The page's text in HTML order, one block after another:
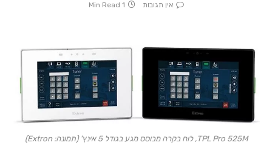
אין תגובות
1 Min Read
TPL Pro 525M, לוח בקרה מבוסס מגע בגודל 5 אינץ' (תמונה: Extron)